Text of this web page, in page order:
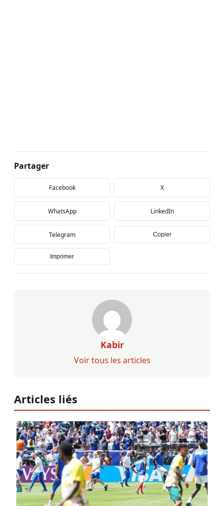
Partager
Facebook X
WhatsApp LinkedIn
Telegram Copier
Imprimer
Kabir
Voir tous les articles
Articles liés